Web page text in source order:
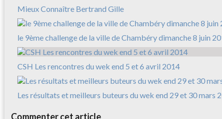
Mieux Connaître Bertrand Gille
le 9ème challenge de la ville de Chambéry dimanche 8 juin
CSH Les rencontres du wek end 5 et 6 avril 2014
Les résultats et meilleurs buteurs du wek end 29 et 30 mars
Commenter cet article